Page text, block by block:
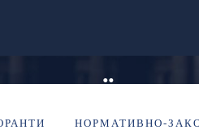
НОРМАТИВНО-